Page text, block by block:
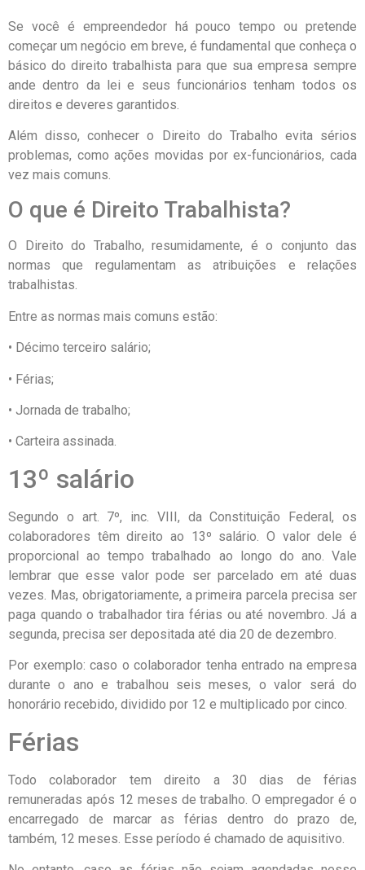
Se você é empreendedor há pouco tempo ou pretende
começar um negócio em breve, é fundamental que conheça o
básico do direito trabalhista para que sua empresa sempre
ande dentro da lei e seus funcionários tenham todos os
direitos e deveres garantidos.
Além disso, conhecer o Direito do Trabalho evita sérios
problemas, como ações movidas por ex-funcionários, cada
vez mais comuns.
O que é Direito Trabalhista?
O Direito do Trabalho, resumidamente, é o conjunto das
normas que regulamentam as atribuições e relações
trabalhistas.
Entre as normas mais comuns estão:
• Décimo terceiro salário;
• Férias;
• Jornada de trabalho;
• Carteira assinada.
13º salário
Segundo o art. 7º, inc. VIII, da Constituição Federal, os
colaboradores têm direito ao 13º salário. O valor dele é
proporcional ao tempo trabalhado ao longo do ano. Vale
lembrar que esse valor pode ser parcelado em até duas
vezes. Mas, obrigatoriamente, a primeira parcela precisa ser
paga quando o trabalhador tira férias ou até novembro. Já a
segunda, precisa ser depositada até dia 20 de dezembro.
Por exemplo: caso o colaborador tenha entrado na empresa
durante o ano e trabalhou seis meses, o valor será do
honorário recebido, dividido por 12 e multiplicado por cinco.
Férias
Todo colaborador tem direito a 30 dias de férias
remuneradas após 12 meses de trabalho. O empregador é o
encarregado de marcar as férias dentro do prazo de,
também, 12 meses. Esse período é chamado de aquisitivo.